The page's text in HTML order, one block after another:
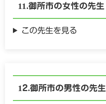
御所市の女性の先生
この先生を見る
御所市の男性の先生